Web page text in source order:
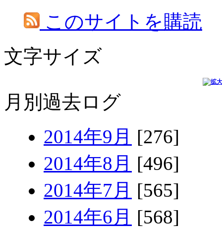
このサイトを購読
文字サイズ
月別過去ログ
2014年9月 [276]
2014年8月 [496]
2014年7月 [565]
2014年6月 [568]